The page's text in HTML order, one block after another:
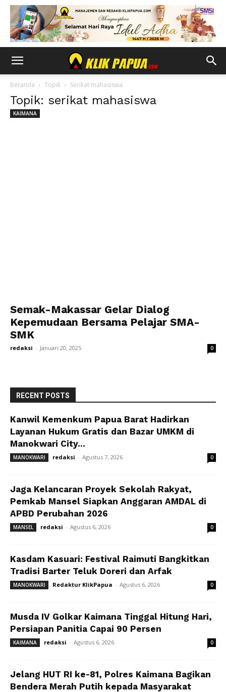
Beranda Topik Serikat mahasiswa
Topik: serikat mahasiswa
KAIMANA
Semak-Makassar Gelar Dialog
Kepemudaan Bersama Pelajar SMA-
SMK
redaksi - Januari 20, 2025 0
RECENT POSTS
Kanwil Kemenkum Papua Barat Hadirkan
Layanan Hukum Gratis dan Bazar UMKM di
Manokwari City...
MANOKWARI redaksi - Agustus 7, 2026 0
Jaga Kelancaran Proyek Sekolah Rakyat,
Pemkab Mansel Siapkan Anggaran AMDAL di
APBD Perubahan 2026
MANSEL redaksi - Agustus 6, 2026 0
Kasdam Kasuari: Festival Raimuti Bangkitkan
Tradisi Barter Teluk Doreri dan Arfak
MANOKWARI Redaktur KlikPapua - Agustus 6, 2026 0
Musda IV Golkar Kaimana Tinggal Hitung Hari,
Persiapan Panitia Capai 90 Persen
KAIMANA redaksi - Agustus 6, 2026 0
Jelang HUT RI ke-81, Polres Kaimana Bagikan
Bendera Merah Putih kepada Masyarakat